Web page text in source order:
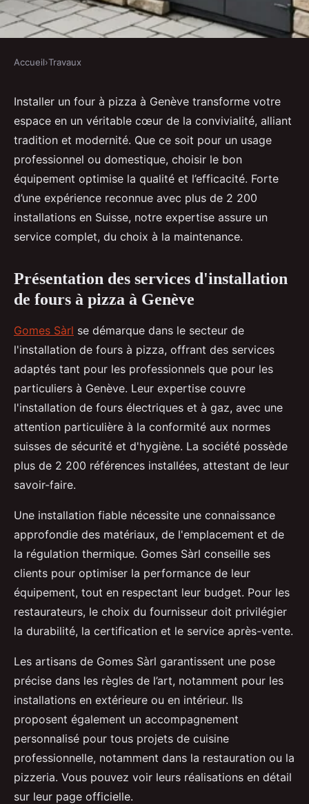
Installation de four à pizza à
genève : bien plus qu'une simple
cuisine !
Inaya•13 septembre 2025 •5 min de lecture
Accueil›Travaux
Installer un four à pizza à Genève transforme votre
espace en un véritable cœur de la convivialité, alliant
tradition et modernité. Que ce soit pour un usage
professionnel ou domestique, choisir le bon
équipement optimise la qualité et l’efficacité. Forte
d’une expérience reconnue avec plus de 2 200
installations en Suisse, notre expertise assure un
service complet, du choix à la maintenance.
Présentation des services d'installation
de fours à pizza à Genève
Gomes Sàrl se démarque dans le secteur de
l'installation de fours à pizza, offrant des services
adaptés tant pour les professionnels que pour les
particuliers à Genève. Leur expertise couvre
l'installation de fours électriques et à gaz, avec une
attention particulière à la conformité aux normes
suisses de sécurité et d'hygiène. La société possède
plus de 2 200 références installées, attestant de leur
savoir-faire.
Une installation fiable nécessite une connaissance
approfondie des matériaux, de l'emplacement et de
la régulation thermique. Gomes Sàrl conseille ses
clients pour optimiser la performance de leur
équipement, tout en respectant leur budget. Pour les
restaurateurs, le choix du fournisseur doit privilégier
la durabilité, la certification et le service après-vente.
Les artisans de Gomes Sàrl garantissent une pose
précise dans les règles de l’art, notamment pour les
installations en extérieure ou en intérieur. Ils
proposent également un accompagnement
personnalisé pour tous projets de cuisine
professionnelle, notamment dans la restauration ou la
pizzeria. Vous pouvez voir leurs réalisations en détail
sur leur page officielle.